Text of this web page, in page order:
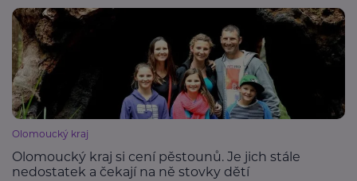
Olomoucký kraj
Olomoucký kraj si cení pěstounů. Je jich stále
nedostatek a čekají na ně stovky dětí